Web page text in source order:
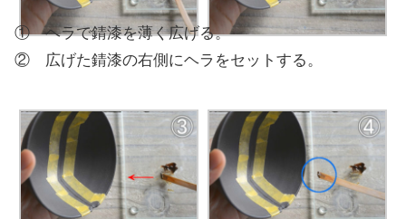
① ヘラで錆漆を薄く広げる。
② 広げた錆漆の右側にヘラをセットする。